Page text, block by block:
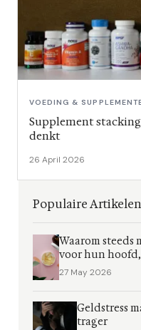
VOEDING &
Supplement
denkt
26 April 2026
Populaire Artikelen
Waarom steeds
voor hun
27 May 2026
Geldstress
trager